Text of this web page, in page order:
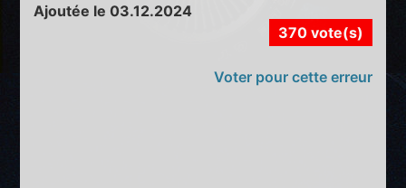
Ajoutée le 03.12.2024
370 vote(s)
Voter pour cette erreur